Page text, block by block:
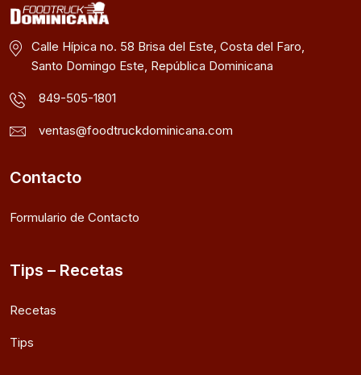
Calle Hípica no. 58 Brisa del Este, Costa del Faro,
Santo Domingo Este, República Dominicana
849-505-1801
ventas@foodtruckdominicana.com
Contacto
Formulario de Contacto
Tips – Recetas
Recetas
Tips